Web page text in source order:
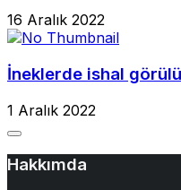
16 Aralık 2022
İneklerde ishal
1 Aralık 2022
Hakkımda